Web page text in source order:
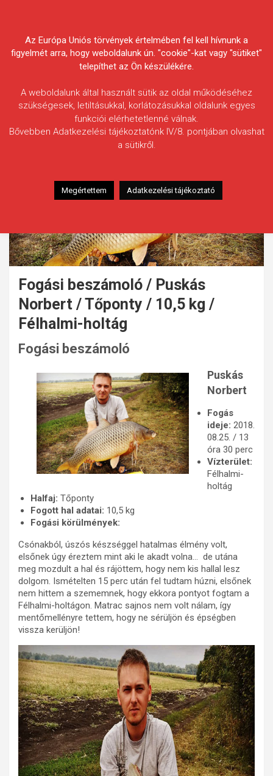
Egyesületek Szövetsége
Fogási beszámoló / Puskás
Norbert / Tőponty / 10,5 kg /
Félhalmi-holtág
Fogási beszámoló
Puskás
Norbert
Fogás
ideje: 2018.
08.25. / 13
óra 30 perc
Vízterület:
Félhalmi-
holtág
Halfaj: Tőponty
Fogott hal adatai: 10,5 kg
Fogási körülmények:
Csónakból, úszós készséggel hatalmas élmény volt,
elsőnek úgy éreztem mint aki le akadt volna… de utána
meg mozdult a hal és rájöttem, hogy nem kis hallal lesz
dolgom. Ismételten 15 perc után fel tudtam húzni, elsőnek
nem hittem a szememnek, hogy ekkora pontyot fogtam a
Félhalmi-holtágon. Matrac sajnos nem volt nálam, így
mentőmellényre tettem, hogy ne sérüljön és épségben
vissza kerüljön!
Az Európa Uniós törvények értelmében fel kell hívnunk a
figyelmét arra, hogy weboldalunk ún. "cookie"-kat vagy "sütiket"
telepíthet az Ön készülékére.
A weboldalunk által használt sütik az oldal működéséhez
szükségesek, letiltásukkal, korlátozásukkal oldalunk egyes
funkciói elérhetetlenné válnak.
Bővebben Adatkezelési tájékoztatónk IV/8. pontjában olvashat
a sütikről.
Megértettem Adatkezelési tájékoztató